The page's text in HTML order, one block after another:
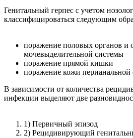
Генитальный герпес с учетом
классифицироваться следующим
поражение половых органов и
мочевыделительной системы
поражение прямой кишки
поражение кожи перианальной
В зависимости от количества
инфекции выделяют две
1) Первичный эпизод
2) Рецидивирующий